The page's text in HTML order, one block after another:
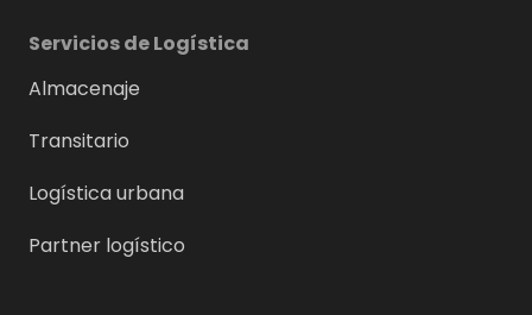
Servicios de Logística
Almacenaje
Transitario
Logística urbana
Partner logístico